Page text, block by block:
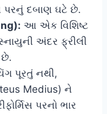
દબાણ ઘટે છે.
આ એક વિશિષ્ટ
અંદર ફ્રીલી
પૂરતું નથી,
Medius) ને
પરનો ભાર